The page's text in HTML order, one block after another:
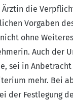
Ärztin die
Vorgaben
ohne
Auch der
sei in
mehr. Bei
der Festlegung